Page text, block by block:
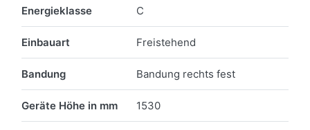
Energieklasse C
Einbauart Freistehend
Bandung Bandung rechts fest
Geräte Höhe in mm 1530